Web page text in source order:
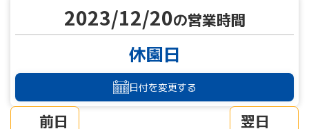
前日
2023/12/20の営業時間
休園日
日付を変更する
翌日